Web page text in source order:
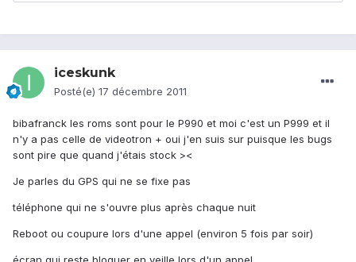
iceskunk
Posté(e) 17 décembre 2011
bibafranck les roms sont pour le P990 et moi c'est un P999 et il
n'y a pas celle de videotron + oui j'en suis sur puisque les bugs
sont pire que quand j'étais stock ><
Je parles du GPS qui ne se fixe pas
téléphone qui ne s'ouvre plus après chaque nuit
Reboot ou coupure lors d'une appel (environ 5 fois par soir)